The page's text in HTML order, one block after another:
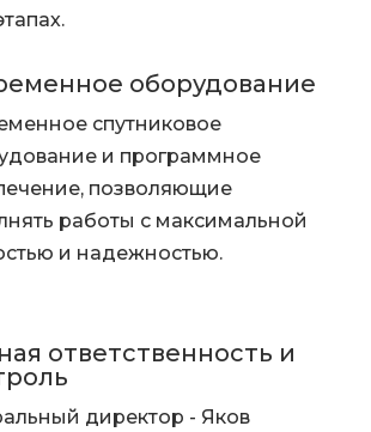
оборудование
спутниковое
и программное
позволяющие
работы с максимальной
и надежностью.
ответственность и
директор - Яков